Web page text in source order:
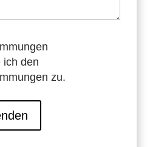
ich den
zu.